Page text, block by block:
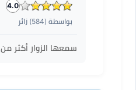
4.0
بواسطة (584) زائر
سمعها الزوار أكثر من